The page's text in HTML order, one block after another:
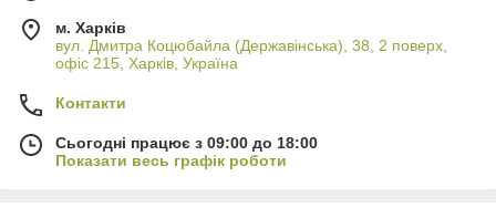
м. Харків
вул. Дмитра Коцюбайла (Державінська), 38, 2 поверх,
офіс 215, Харків, Україна
Контакти
Сьогодні працює з 09:00 до 18:00
Показати весь графік роботи